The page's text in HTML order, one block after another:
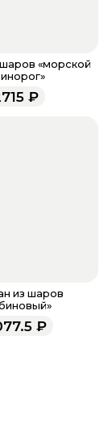
. Наши
до 23.00 и
«морской
₽
из шаров
₽